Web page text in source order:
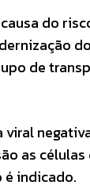
do
de
as
indicado.